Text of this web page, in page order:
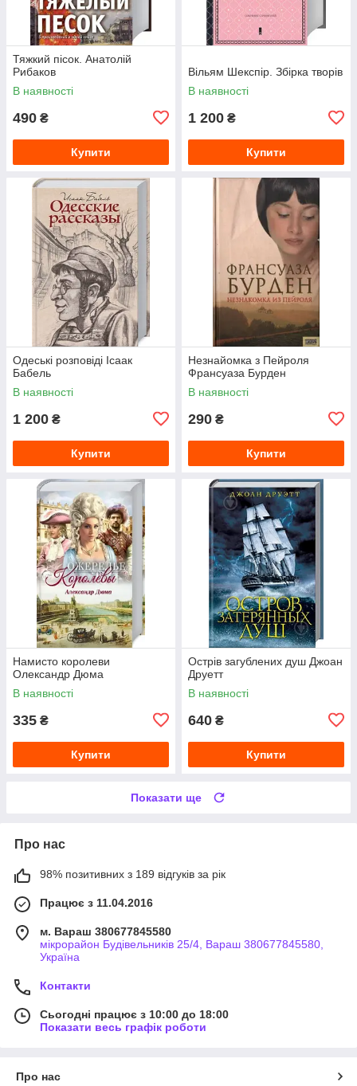
Тяжкий пісок. Анатолій
Рибаков
В наявності
490 ₴
Купити
Вільям Шекспір. Збірка творів
В наявності
1 200 ₴
Купити
Одеські розповіді Ісаак
Бабель
В наявності
1 200 ₴
Купити
Незнайомка з Пейроля
Франсуаза Бурден
В наявності
290 ₴
Купити
Намисто королеви
Олександр Дюма
В наявності
335 ₴
Купити
Острів загублених душ Джоан
Друетт
В наявності
640 ₴
Купити
Показати ще
Про нас
98% позитивних з 189 відгуків за рік
Працює з 11.04.2016
м. Вараш 380677845580
мікрорайон Будівельників 25/4, Вараш 380677845580,
Україна
Контакти
Сьогодні працює з 10:00 до 18:00
Показати весь графік роботи
Про нас